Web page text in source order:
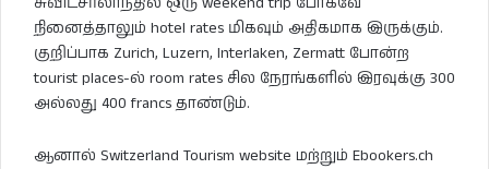
நினைத்தாலும் hotel rates மிகவும் அதிகமாக இருக்கும்.
குறிப்பாக Zurich, Luzern, Interlaken, Zermatt போன்ற
tourist places-ல் room rates சில நேரங்களில் இரவுக்கு 300
அல்லது 400 francs தாண்டும்.
ஆனால் Switzerland Tourism website மற்றும் Ebookers.ch